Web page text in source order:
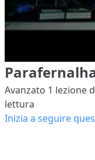
Avanzato 1 lezione
lettura
Inizia a seguire